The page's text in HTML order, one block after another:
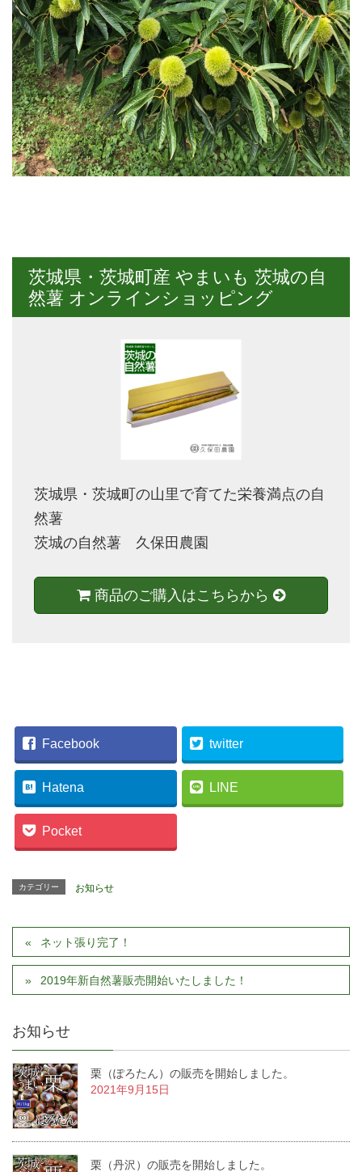
茨城県・茨城町産 やまいも 茨城の自
然薯 オンラインショッピング
茨城県・茨城町の山里で育てた栄養満点の自
然薯
茨城の自然薯 久保田農園
商品のご購入はこちらから
Facebook twitter
Hatena LINE
Pocket
カテゴリー お知らせ
ネット張り完了！
2019年新自然薯販売開始いたしました！
お知らせ
栗（ぽろたん）の販売を開始しました。
2021年9月15日
栗（丹沢）の販売を開始しました。